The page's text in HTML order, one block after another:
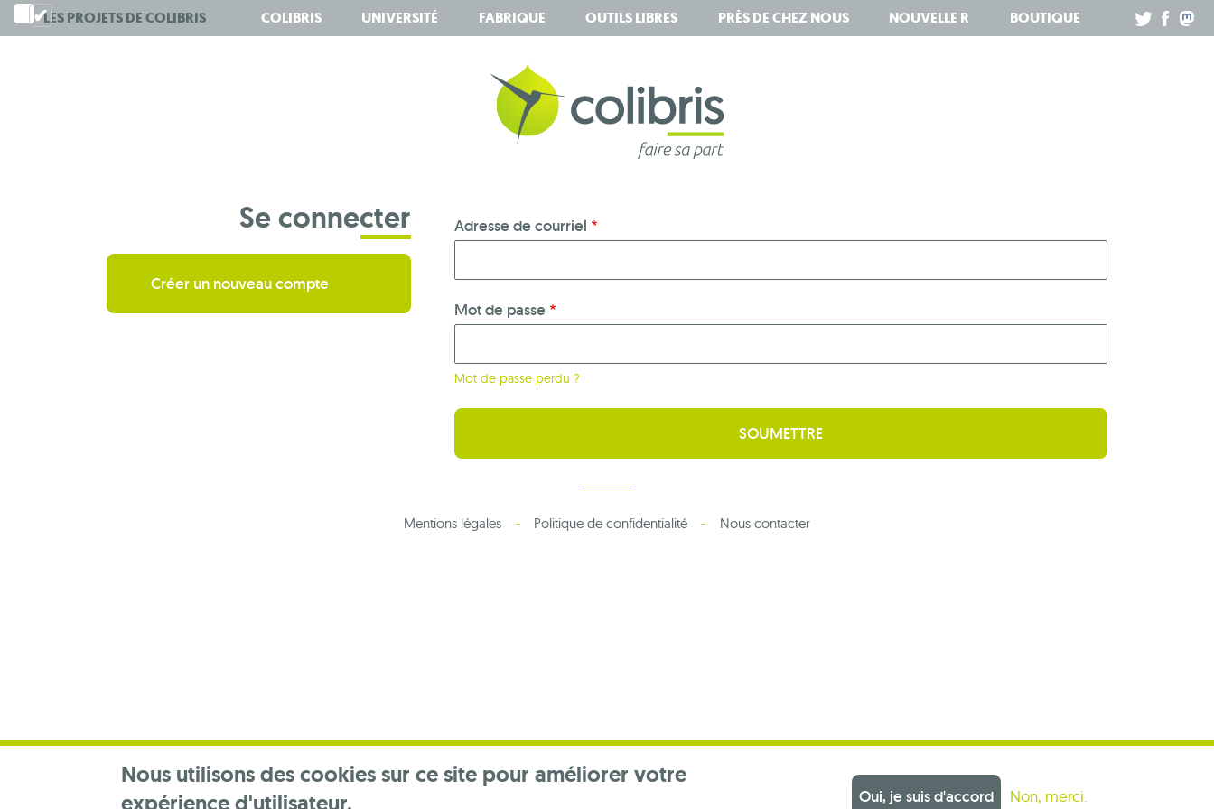
Nous utilisons des cookies sur ce site pour améliorer votre
expérience d'utilisateur.
Oui, je suis d'accord Non, merci.
LES PROJETS DECOLIBRIS COLIBRIS UNIVERSITÉ FABRIQUE OUTILS LIBRES PRÈS DE CHEZ NOUS NOUVELLE R BOUTIQUE
Se connecter
Créer un nouveau compte
Adresse de courriel
Mot de passe
Mot de passe perdu ?
Mentions légales Politique de confidentialité Nous contacter